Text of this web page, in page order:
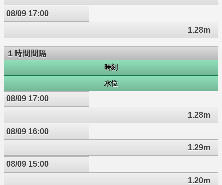
08/09 17:00
1.28m
１時間間隔
時刻
水位
08/09 17:00
1.28m
08/09 16:00
1.29m
08/09 15:00
1.20m